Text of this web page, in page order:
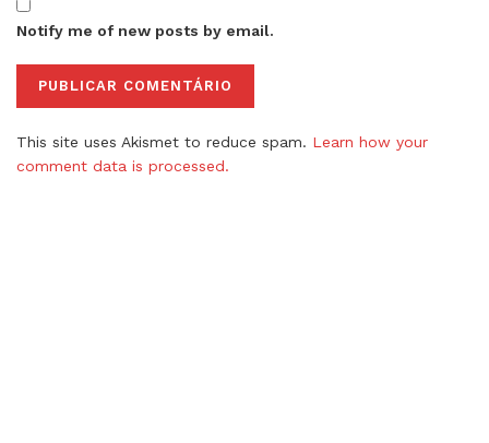
Notify me of new posts by email.
This site uses Akismet to reduce spam. Learn how your
comment data is processed.